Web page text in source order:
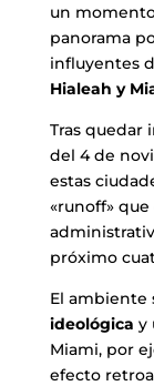
un
panorama
influyentes
Hialeah y
Tras quedar
del 4 de
estas
«runoff»
próximo
El ambiente
ideológica y
Miami, por
efecto